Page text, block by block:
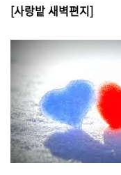
[사랑밭 새벽편지]